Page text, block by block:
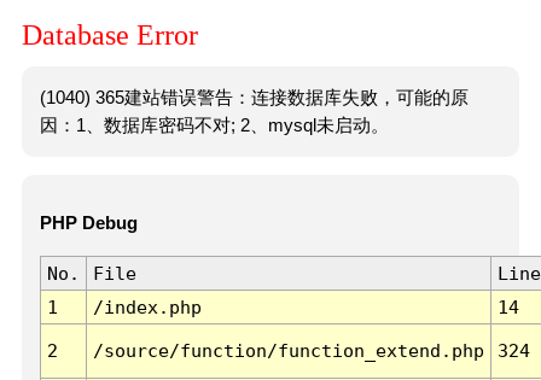
Database Error
(1040) 365建站错误警告：连接数据库失败，可能的原
因：1、数据库密码不对; 2、mysql未启动。
PHP Debug
No. File
Line
1
/index.php 14
2 /source/function/function_extend.php 324